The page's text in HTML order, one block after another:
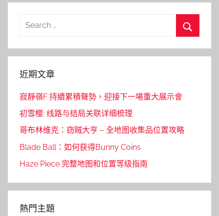
Search
近期文章
寂靜嶺F 持續累積聲勢，迎接下一場重大展示會
初雪樱: 线路与结局关联详细梳理
哥布林维克：窃贼大亨 – 全地图收集品位置攻略
Blade Ball：如何获得Bunny Coins
Haze Piece 完整地图和位置等级指南
熱門主題